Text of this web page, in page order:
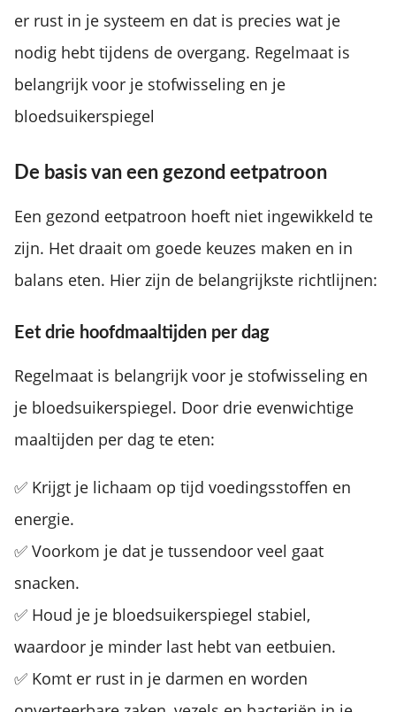
er rust in je systeem en dat is precies wat je
nodig hebt tijdens de overgang. Regelmaat is
belangrijk voor je stofwisseling en je
bloedsuikerspiegel
De basis van een gezond eetpatroon
Een gezond eetpatroon hoeft niet ingewikkeld te
zijn. Het draait om goede keuzes maken en in
balans eten. Hier zijn de belangrijkste richtlijnen:
Eet drie hoofdmaaltijden per dag
Regelmaat is belangrijk voor je stofwisseling en
je bloedsuikerspiegel. Door drie evenwichtige
maaltijden per dag te eten:
✅ Krijgt je lichaam op tijd voedingsstoffen en
energie.
✅ Voorkom je dat je tussendoor veel gaat
snacken.
✅ Houd je je bloedsuikerspiegel stabiel,
waardoor je minder last hebt van eetbuien.
✅ Komt er rust in je darmen en worden